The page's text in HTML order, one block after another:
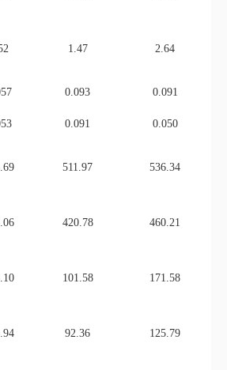
1.47 2.64
0.093 0.091
0.091 0.050
511.97 536.34
420.78 460.21
101.58 171.58
92.36 125.79